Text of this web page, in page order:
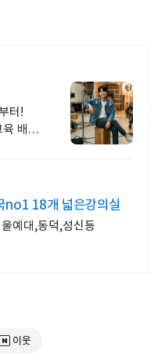
터!
배우
no1 18개 넓은강의실
예대,동덕,성신등
이웃